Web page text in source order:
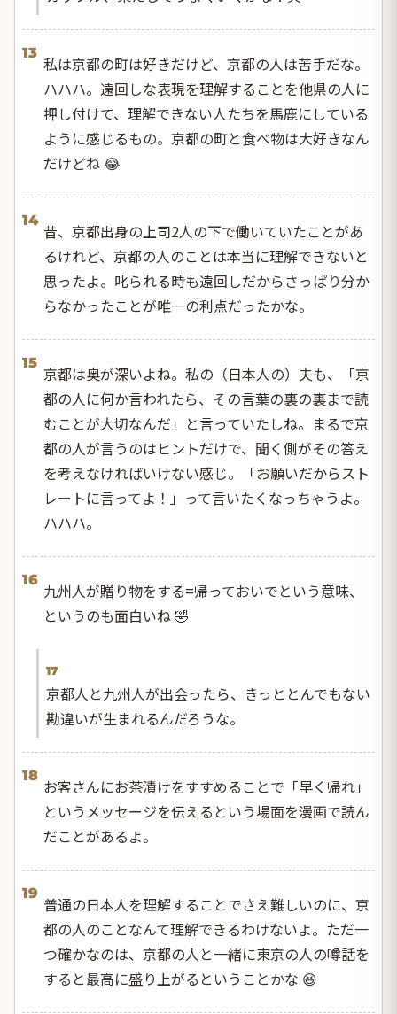
13
私は京都の町は好きだけど、京都の人は苦手だな。
ハハハ。遠回しな表現を理解することを他県の人に
押し付けて、理解できない人たちを馬鹿にしている
ように感じるもの。京都の町と食べ物は大好きなん
だけどね 😂
14
昔、京都出身の上司2人の下で働いていたことがあ
るけれど、京都の人のことは本当に理解できないと
思ったよ。叱られる時も遠回しだからさっぱり分か
らなかったことが唯一の利点だったかな。
15
京都は奥が深いよね。私の（日本人の）夫も、「京
都の人に何か言われたら、その言葉の裏の裏まで読
むことが大切なんだ」と言っていたしね。まるで京
都の人が言うのはヒントだけで、聞く側がその答え
を考えなければいけない感じ。「お願いだからスト
レートに言ってよ！」って言いたくなっちゃうよ。
ハハハ。
16
九州人が贈り物をする=帰っておいでという意味、
というのも面白いね 🤣
17
京都人と九州人が出会ったら、きっととんでもない
勘違いが生まれるんだろうな。
18
お客さんにお茶漬けをすすめることで「早く帰れ」
というメッセージを伝えるという場面を漫画で読ん
だことがあるよ。
19
普通の日本人を理解することでさえ難しいのに、京
都の人のことなんて理解できるわけないよ。ただ一
つ確かなのは、京都の人と一緒に東京の人の噂話を
すると最高に盛り上がるということかな 😆